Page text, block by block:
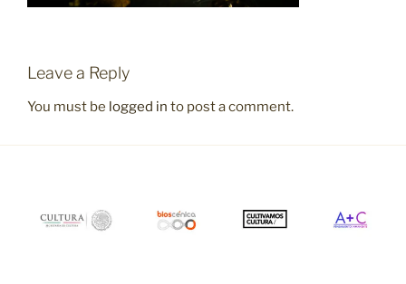
Leave a Reply
You must be logged in to post a comment.